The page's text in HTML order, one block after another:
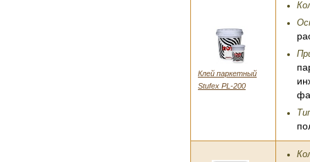
Клей паркетный
Stufex PL-200